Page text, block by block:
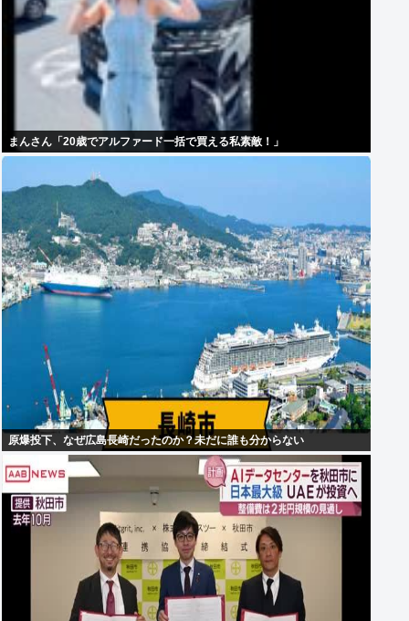
まんさん「20歳でアルファード一括で買える私素敵！」
原爆投下、なぜ広島長崎だったのか？未だに誰も分からない